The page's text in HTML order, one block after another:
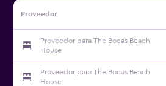
Proveedor
Proveedor para The Bocas Beach
House
Proveedor para The Bocas Beach
House